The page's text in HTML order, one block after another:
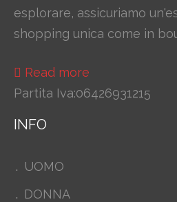
esplorare, assicuriamo
shopping unica come in
Read more
Partita Iva:06426931215
INFO
UOMO
DONNA